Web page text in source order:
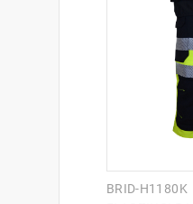
BRID-H1180K